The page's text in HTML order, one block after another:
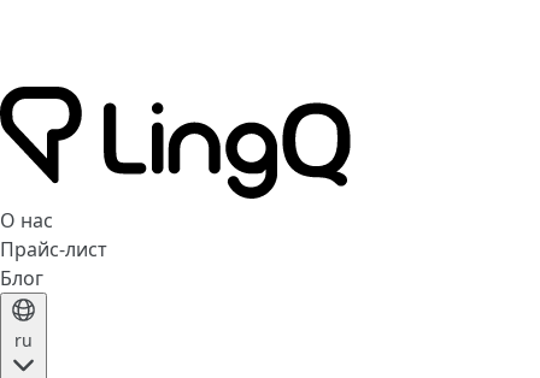
О нас
Прайс-лист
Блог
ru